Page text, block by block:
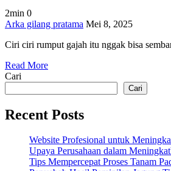
2min 0
on
Ciri
Gajah
yang
Tahu
Arka gilang pratama Mei 8, 2025
Ciri ciri rumput gajah itu nggak bisa
Read More
Cari
Cari
Recent Posts
Website Profesional untuk
Upaya Perusahaan dalam
Tips Mempercepat Proses Tanam